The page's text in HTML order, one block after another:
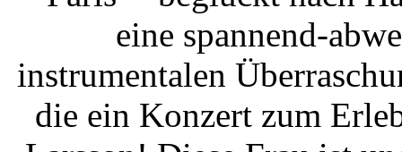
eine spannend-
instrumentalen
die ein Konzert zum